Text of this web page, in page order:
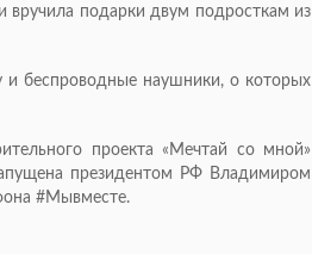
вручила подарки двум подросткам из
и беспроводные наушники, о которых
проекта «Мечтай со мной»
президентом РФ Владимиром
#Мывместе.